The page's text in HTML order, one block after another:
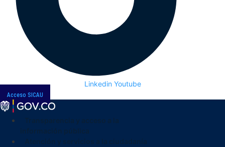
Linkedin Youtube
Acceso SICAU